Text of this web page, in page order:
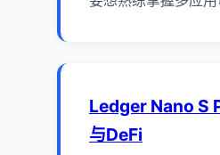
Ledger Nano S
与DeFi